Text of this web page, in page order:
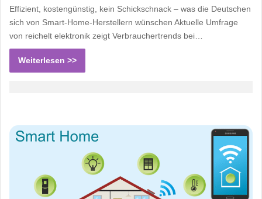
Effizient, kostengünstig, kein Schickschnack – was die Deutschen
sich von Smart-Home-Herstellern wünschen Aktuelle Umfrage
von reichelt elektronik zeigt Verbrauchertrends bei…
Weiterlesen >>